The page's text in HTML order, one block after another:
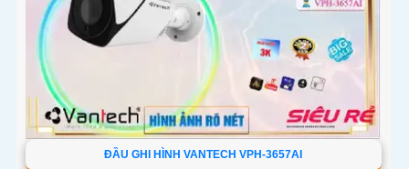
ĐẦU GHI HÌNH VANTECH VPH-3657AI